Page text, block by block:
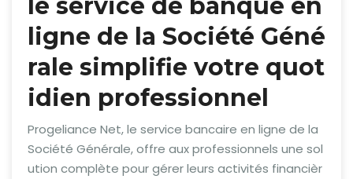
le service de banque en
ligne de la Société Géné
rale simplifie votre quot
idien professionnel
Progeliance Net, le service bancaire en ligne de la
Société Générale, offre aux professionnels une sol
ution complète pour gérer leurs activités financièr